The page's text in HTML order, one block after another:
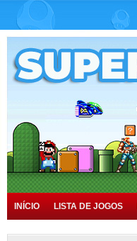
INÍCIO LISTA DE JOGOS
TUTORIAIS HISTÓRIA